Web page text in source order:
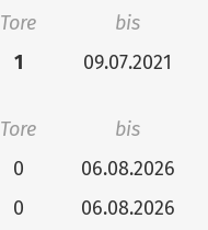
Tore
bis
1 09.07.2021
Tore
bis
0
06.08.2026
0
06.08.2026